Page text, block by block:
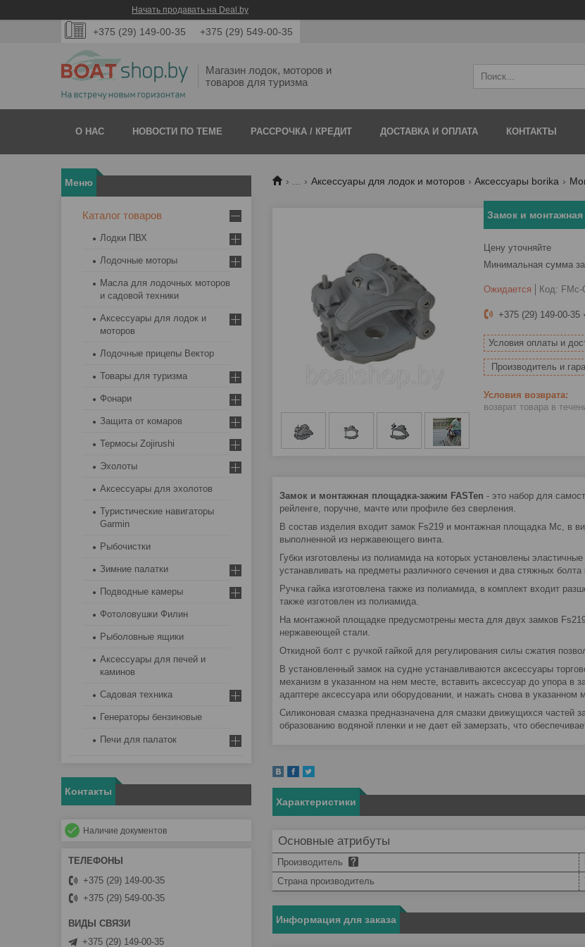
Начать продавать на Deal.by
+375 (29) 149-00-35 +375 (29) 549-00-35
Магазин лодок, моторов и
товаров для туризма
О НАС НОВОСТИ ПО ТЕМЕ РАССРОЧКА / КРЕДИТ ДОСТАВКА И ОПЛАТА КОНТАКТЫ
... Аксессуары для лодок и моторов Аксессуары borika
Замок и
Цену уточняйте
Минимальная сумма
Ожидается Код: FMc-
+375 (29) 149-00-35
Условия оплаты и
Производитель и
возврат товара в
Замок и монтажная площадка-зажим FASTen - это набор для
рейленге, поручне, мачте или профиле без сверления.
В состав изделия входит замок Fs219 и монтажная площадка Мс, в
выполненной из нержавеющего винта.
Губки изготовлены из полиамида на которых установлены
устанавливать на предметы различного сечения и два стяжных
Ручка гайка изготовлена также из полиамида, в комплект входит
также изготовлен из полиамида.
На монтажной площадке предусмотрены места для двух замков
нержавеющей стали.
Откидной болт с ручкой гайкой для регулирования силы сжатия
В установленный замок на судне устанавливаются аксессуары
механизм в указанном на нем месте, вставить аксессуар до упора
адаптере аксессуара или оборудовании, и нажать снова в
Силиконовая смазка предназначена для смазки движущихся
образованию водяной пленки и не дает ей замерзать, что
Характеристики
Основные атрибуты
Производитель
Страна производитель
Информация для заказа
Каталог товаров
Лодки ПВХ
Лодочные моторы
Масла для лодочных моторов
и садовой техники
Аксессуары для лодок и
моторов
Лодочные прицепы Вектор
Товары для туризма
Фонари
Защита от комаров
Термосы Zojirushi
Эхолоты
Аксессуары для эхолотов
Туристические навигаторы
Garmin
Рыбочистки
Зимние палатки
Подводные камеры
Фотоловушки Филин
Рыболовные ящики
Аксессуары для печей и
каминов
Садовая техника
Генераторы бензиновые
Печи для палаток
Контакты
Наличие документов
+375 (29) 149-00-35
+375 (29) 549-00-35
+375 (29) 149-00-35